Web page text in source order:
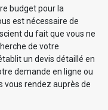
budget pour la
est nécessaire de
du fait que vous ne
de votre
un devis détaillé en
demande en ligne ou
vous rendez auprès de